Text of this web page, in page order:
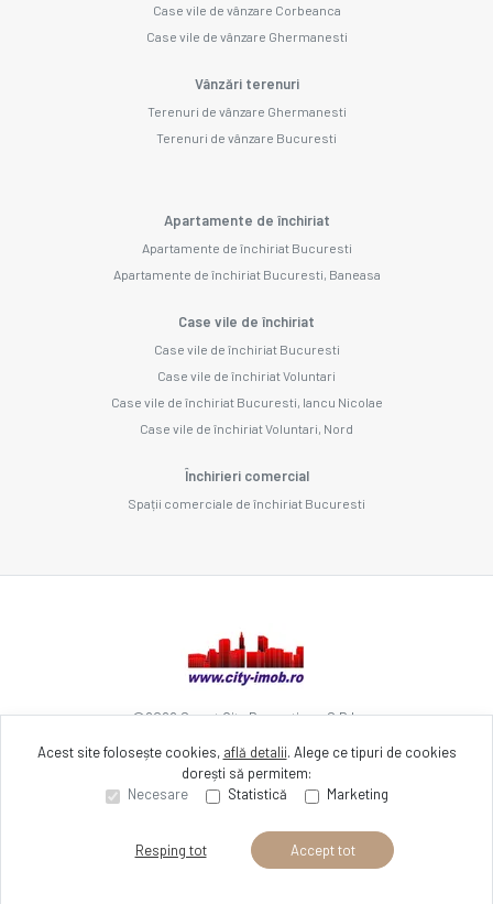
Case vile de vânzare Corbeanca
Case vile de vânzare Ghermanesti
Vânzări terenuri
Terenuri de vânzare Ghermanesti
Terenuri de vânzare Bucuresti
Apartamente de închiriat
Apartamente de închiriat Bucuresti
Apartamente de închiriat Bucuresti, Baneasa
Case vile de închiriat
Case vile de închiriat Bucuresti
Case vile de închiriat Voluntari
Case vile de închiriat Bucuresti, Iancu Nicolae
Case vile de închiriat Voluntari, Nord
Închirieri comercial
Spații comerciale de închiriat Bucuresti
©2026Smart City Promotions S.R.L.
Site creat în
Acest site folosește cookies, află detalii. Alege ce tipuri de cookies
dorești să permitem:
Necesare
Statistică Marketing
Resping tot Accept tot